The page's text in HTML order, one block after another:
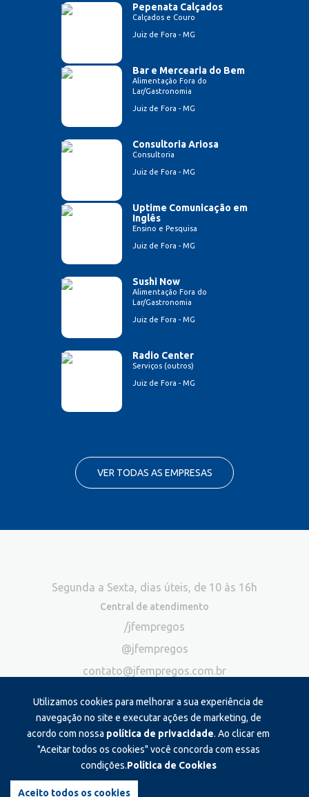
Pepenata Calçados
Calçados e Couro
Juiz de Fora - MG
Bar e Mercearia do Bem
Alimentação Fora do
Lar/Gastronomia
Juiz de Fora - MG
Consultoria Ariosa
Consultoria
Juiz de Fora - MG
Uptime Comunicação em
Inglês
Ensino e Pesquisa
Juiz de Fora - MG
Sushi Now
Alimentação Fora do
Lar/Gastronomia
Juiz de Fora - MG
Radio Center
Serviços (outros)
Juiz de Fora - MG
VER TODAS AS EMPRESAS
Utilizamos cookies para melhorar a sua experiência de
navegação no site e executar ações de marketing, de
acordo com nossa política de privacidade. Ao clicar em
"Aceitar todos os cookies" você concorda com essas
condições.Política de Cookies
Aceito todos os cookies
Segunda a Sexta, dias úteis, de 10 às 16h
Central de atendimento
/jfempregos
@jfempregos
contato@jfempregos.com.br
Publicidade
*Exclusivo para atendimento via chat. Não atendemos ligações neste
canal
Produzido e administrado por: